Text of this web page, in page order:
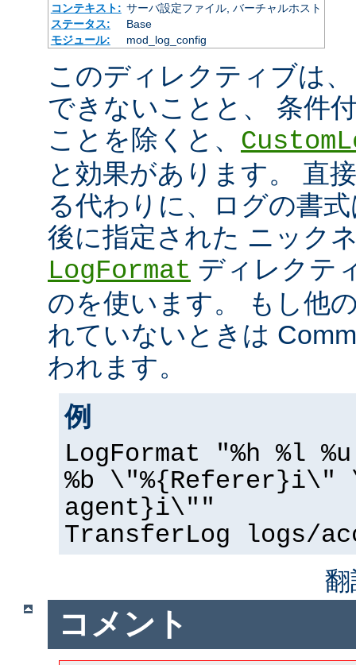
コンテキスト: サーバ設定ファイル, バーチャルホスト
ステータス:
Base
モジュール:
mod_log_config
このディレクティブは
できないことと、 条件
ことを除くと、
と効果があります。 直
る代わりに、ログの書
後に指定された ニック
LogFormat ディレクテ
のを使います。 もし他
れていないときは
われます。
例
LogFormat "%h %l
%b \"%{Referer}i\"
agent}i\""
TransferLog logs/
コメント